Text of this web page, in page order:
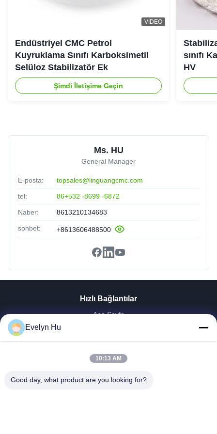
VIDEO
Endüstriyel CMC Petrol
Kuyruklama Sınıfı Karboksimetil
Selüloz Stabilizatör Ek
Şimdi İletişime Geçin
sınıfı
HV
Ms. HU
General Manager
E-posta: topsales@linguangcmc.com
tel: 86+532 -8699 -6872
Naber: 8613210134683
sohbet: +8613606488500
Hızlı Bağlantılar
Ana Sayfa
VR Gösterisi
Hakkımızda
Fabrika Turu
Kalite Kontrol
Evelyn Hu
10:13 AM
Good day, what product are you looking for?